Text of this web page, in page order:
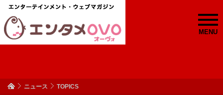
MENU
ニュース TOPICS